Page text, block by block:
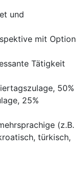
und
mit Option
Tätigkeit
50%
25%
(z.B.
türkisch,